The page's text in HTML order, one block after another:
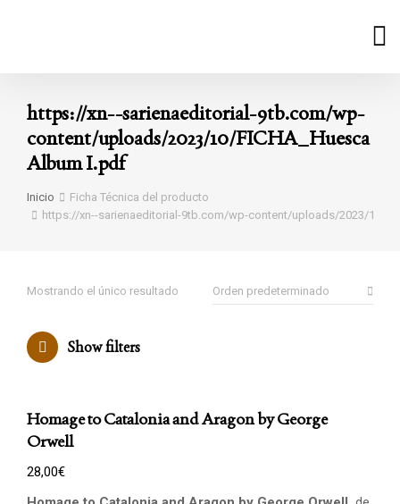
https://xn--sarienaeditorial-9tb.com/wp-
content/uploads/2023/10/FICHA_Huesca
Album I.pdf
Estás aquí:
Inicio
Ficha Técnica del producto
https://xn--sarienaeditorial-9tb.com/wp-content/uploads/2023/10/
Mostrando el único resultado
Show filters
Homage to Catalonia and Aragon by George
Orwell
28,00€